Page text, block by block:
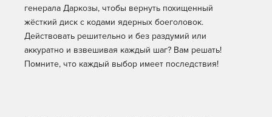
генерала Даркозы, чтобы вернуть похищенный
жёсткий диск с кодами ядерных боеголовок.
Действовать решительно и без раздумий или
аккуратно и взвешивая каждый шаг? Вам решать!
Помните, что каждый выбор имеет последствия!